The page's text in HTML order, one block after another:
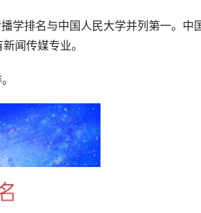
学排名与中国人民大学并列第一。中
闻传媒专业。